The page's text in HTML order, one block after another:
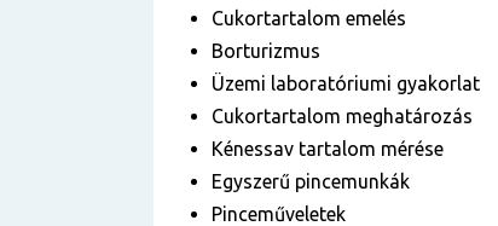
Cukortartalom emelés
Borturizmus
Üzemi laboratóriumi gyakorlat
Cukortartalom meghatározás
Kénessav tartalom mérése
Egyszerű pincemunkák
Pinceműveletek